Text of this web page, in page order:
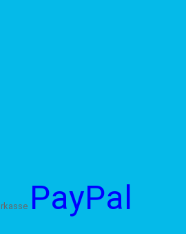
ZAHLUNGSEINGANG
zeitnahe Bezahlung, denn der
anfragen
aufgeführten Plakate sind weiterhin
Artikel in den Warenkorb legen
funktioniert, ist das Plakat mit hoher
PayPal